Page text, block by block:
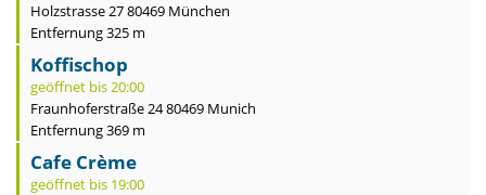
Holzstrasse 27 80469 München
Entfernung 325 m
Koffischop
geöffnet bis 20:00
Fraunhoferstraße 24 80469 Munich
Entfernung 369 m
Cafe Crème
geöffnet bis 19:00